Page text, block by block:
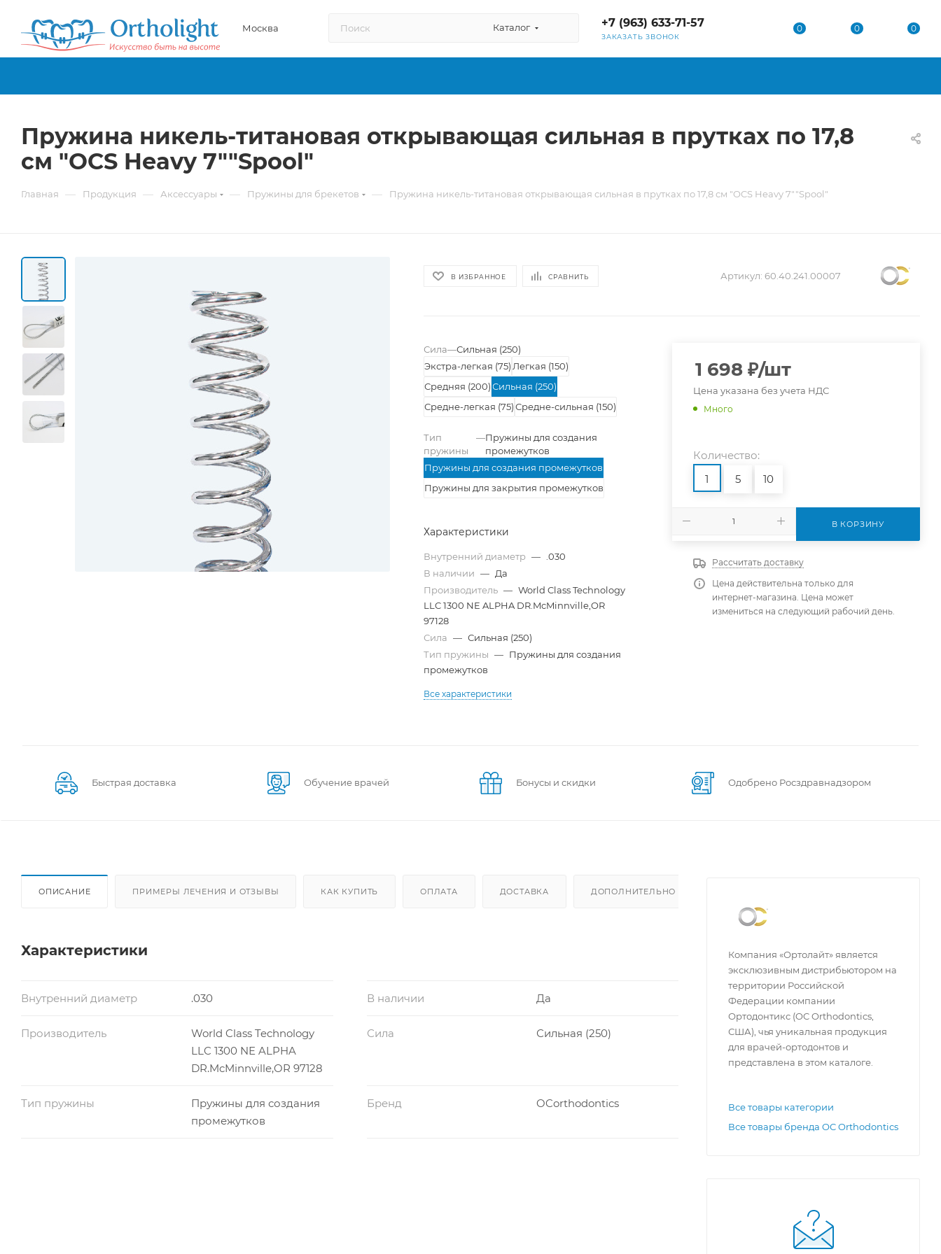
Москва Каталог +7 (963) 633-71-57
ЗАКАЗАТЬ ЗВОНОК
0 0 0
Пружина никель-титановая открывающая сильная в прутках по 17,8
см "OCS Heavy 7""Spool"
Главная — Продукция — Аксессуары — Пружины для брекетов — Пружина никель-титановая открывающая сильная в прутках по 17,8 см "OCS Heavy 7""Spool"
В ИЗБРАННОЕ СРАВНИТЬ Артикул: 60.40.241.00007
Сила—Сильная (250)
Экстра-легкая (75) Легкая (150)
Средняя (200) Сильная (250)
Средне-легкая (75) Средне-сильная (150)
Тип
пружины
—Пружины для создания
промежутков
Пружины для создания промежутков
Пружины для закрытия промежутков
Характеристики
Внутренний диаметр —
.030
В наличии — Да
Производитель — World Class Technology
LLC 1300 NE ALPHA DR.McMinnville,OR
97128
Сила — Сильная (250)
Тип пружины — Пружины для создания
промежутков
Все характеристики
1 698₽/шт
Цена указана без учета НДС
Много
Количество:
1
5 10
В КОРЗИНУ
Рассчитать доставку
Цена действительна только для
интернет-магазина. Цена может
измениться на следующий рабочий день.
Быстрая доставка Обучение врачей Бонусы и скидки Одобрено Росздравнадзором
ОПИСАНИЕ ПРИМЕРЫ ЛЕЧЕНИЯ И ОТЗЫВЫ КАК КУПИТЬ ОПЛАТА ДОСТАВКА ДОПОЛНИТЕЛЬНО
Характеристики
Внутренний диаметр .030 В наличии Да
Производитель
World Class Technology
LLC 1300 NE ALPHA
DR.McMinnville,OR 97128
Сила Сильная (250)
Тип пружины
Пружины для создания
промежутков
Бренд OCorthodontics
Компания «Ортолайт» является
эксклюзивным дистрибьютором на
территории Российской
Федерации компании
Ортодонтикс (OC Orthodontics,
США), чья уникальная продукция
для врачей-ортодонтов и
представлена в этом каталоге.
Все товары категории
Все товары бренда OC Orthodontics